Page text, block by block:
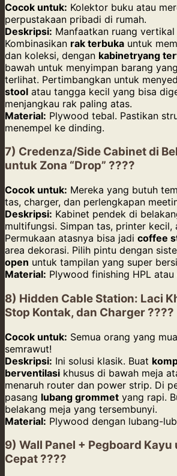
Cocok untuk: Kolektor buku atau
perpustakaan pribadi di rumah.
Deskripsi: Manfaatkan ruang
Kombinasikan rak terbuka untuk
dan koleksi, dengan kabinetryang
bawah untuk menyimpan barang
terlihat. Pertimbangkan untuk
stool atau tangga kecil yang bisa
menjangkau rak paling atas.
Material: Plywood tebal. Pastikan
menempel ke dinding.
7) Credenza/Side Cabinet di
untuk Zona “Drop” ????
Cocok untuk: Mereka yang butuh
tas, charger, dan perlengkapan
Deskripsi: Kabinet pendek di
multifungsi. Simpan tas, printer kecil,
Permukaan atasnya bisa jadi coffee
area dekorasi. Pilih pintu dengan
open untuk tampilan yang super
Material: Plywood finishing HPL atau
8) Hidden Cable Station: Laci
Stop Kontak, dan Charger ????
Cocok untuk: Semua orang yang
semrawut!
Deskripsi: Ini solusi klasik. Buat
berventilasi khusus di bawah meja
menaruh router dan power strip. Di
pasang lubang grommet yang rapi.
belakang meja yang tersembunyi.
Material: Plywood dengan lubang-
9) Wall Panel + Pegboard
Cepat ????